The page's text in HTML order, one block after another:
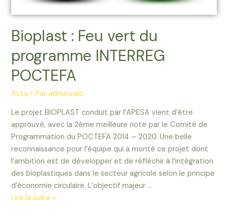
Bioplast : Feu vert du
programme INTERREG
POCTEFA
Actu / Paradminvalo
Le projet BIOPLAST conduit par l’APESA vient d’être
approuvé, avec la 2ème meilleure note par le Comité de
Programmation du POCTEFA 2014 – 2020. Une belle
reconnaissance pour l’équipe qui a monté ce projet dont
l’ambition est de développer et de réfléchir à l’intégration
des bioplastiques dans le secteur agricole selon le principe
d’économie circulaire. L’objectif majeur …
Lire la suite »